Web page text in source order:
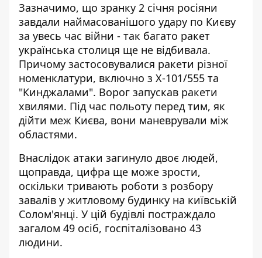
Зазначимо, що зранку 2 січня росіяни
завдали наймасованішого удару по Києву
за увесь час війни - так багато ракет
українська столиця ще не відбивала.
Причому застосовувалися ракети різної
номенклатури, включно з Х-101/555 та
"Кинджалами". Ворог запускав ракети
хвилями. Під час польоту перед тим, як
дійти меж Києва, вони маневрували між
областями.
Внаслідок атаки загинуло двоє людей,
щоправда, цифра ще може зрости,
оскільки тривають роботи з розбору
завалів у житловому будинку на київській
Солом'янці. У цій будівлі постраждало
загалом 49 осіб, госпіталізовано 43
людини.